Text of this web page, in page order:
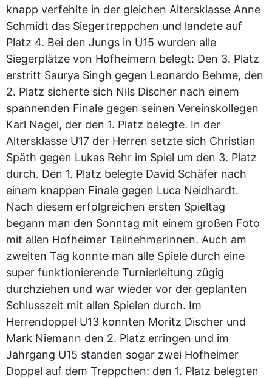
knapp verfehlte in der gleichen Altersklasse Anne
Schmidt das Siegertreppchen und landete auf
Platz 4. Bei den Jungs in U15 wurden alle
Siegerplätze von Hofheimern belegt: Den 3. Platz
erstritt Saurya Singh gegen Leonardo Behme, den
2. Platz sicherte sich Nils Discher nach einem
spannenden Finale gegen seinen Vereinskollegen
Karl Nagel, der den 1. Platz belegte. In der
Altersklasse U17 der Herren setzte sich Christian
Späth gegen Lukas Rehr im Spiel um den 3. Platz
durch. Den 1. Platz belegte David Schäfer nach
einem knappen Finale gegen Luca Neidhardt.
Nach diesem erfolgreichen ersten Spieltag
begann man den Sonntag mit einem großen Foto
mit allen Hofheimer TeilnehmerInnen. Auch am
zweiten Tag konnte man alle Spiele durch eine
super funktionierende Turnierleitung zügig
durchziehen und war wieder vor der geplanten
Schlusszeit mit allen Spielen durch. Im
Herrendoppel U13 konnten Moritz Discher und
Mark Niemann den 2. Platz erringen und im
Jahrgang U15 standen sogar zwei Hofheimer
Doppel auf dem Treppchen: den 1. Platz belegten